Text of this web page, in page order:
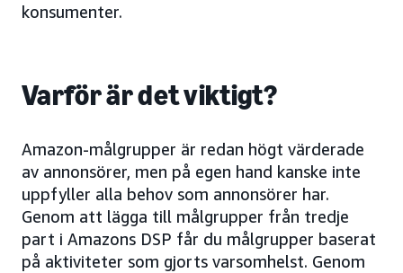
konsumenter.
Varför är det viktigt?
Amazon-målgrupper är redan högt värderade
av annonsörer, men på egen hand kanske inte
uppfyller alla behov som annonsörer har.
Genom att lägga till målgrupper från tredje
part i Amazons DSP får du målgrupper baserat
på aktiviteter som gjorts varsomhelst. Genom